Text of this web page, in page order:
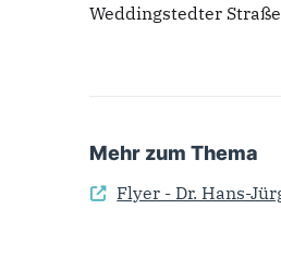
Weddingstedter
Mehr zum Thema
Flyer - Dr. Hans-